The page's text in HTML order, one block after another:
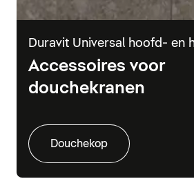
Duravit Universal hoofd- en
Accessoires voor
douchekranen
Douchekop